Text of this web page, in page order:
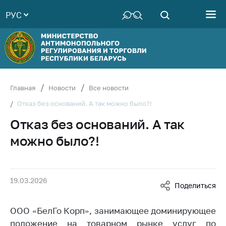
Руководство
Структура
Министерства
Территориальные
Антикоррупционная
деятельность
совет
Награждения
РУС
Главная Новости
Все новости
Отказ без оснований. А так можно было?!
Отказ без оснований. А так
можно было?!
19.03.2026
Поделиться
ООО «БелГо Корп», занимающее доминирующее
положение на товарном рынке услуг по